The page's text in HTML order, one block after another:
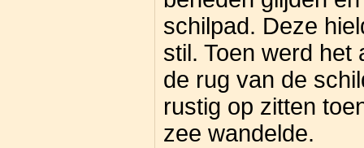
schilpad. Deze
stil. Toen werd het
de rug van de
rustig op zitten
zee wandelde.